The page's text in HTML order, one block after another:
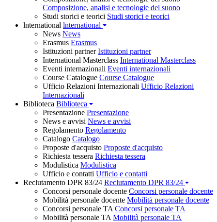
Composizione, analisi e tecnologie del suono
Studi storici e teorici Studi storici e teorici
lnternational lnternational
News News
Erasmus Erasmus
Istituzioni partner Istituzioni partner
International Masterclass International Masterclass
Eventi internazionali Eventi internazionali
Course Catalogue Course Catalogue
Ufficio Relazioni Internazionali Ufficio Relazioni
Internazionali
Biblioteca Biblioteca
Presentazione Presentazione
News e avvisi News e avvisi
Regolamento Regolamento
Catalogo Catalogo
Proposte d'acquisto Proposte d'acquisto
Richiesta tessera Richiesta tessera
Modulistica Modulistica
Ufficio e contatti Ufficio e contatti
Reclutamento DPR 83/24 Reclutamento DPR 83/24
Concorsi personale docente Concorsi personale docente
Mobilità personale docente Mobilità personale docente
Concorsi personale TA Concorsi personale TA
Mobilità personale TA Mobilità personale TA